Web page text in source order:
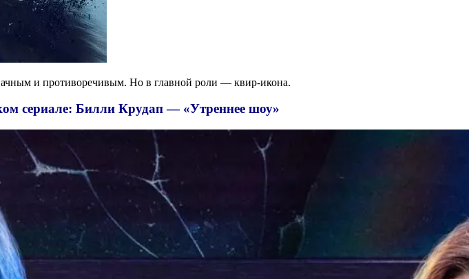
и противоречивым. Но в главной роли — квир-икона.
сериале: Билли Крудап — «Утреннее шоу»